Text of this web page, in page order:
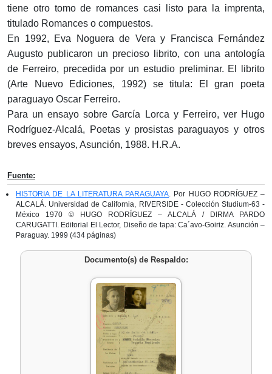
tiene otro tomo de romances casi listo para la imprenta,
titulado Romances o compuestos.
En 1992, Eva Noguera de Vera y Francisca Fernández
Augusto publicaron un precioso librito, con una antología
de Ferreiro, precedida por un estudio preliminar. El librito
(Arte Nuevo Ediciones, 1992) se titula: El gran poeta
paraguayo Oscar Ferreiro.
Para un ensayo sobre García Lorca y Ferreiro, ver Hugo
Rodríguez-Alcalá, Poetas y prosistas paraguayos y otros
breves ensayos, Asunción, 1988. H.R.A.
Fuente:
HISTORIA DE LA LITERATURA PARAGUAYA. Por HUGO RODRÍGUEZ –
ALCALÁ. Universidad de California, RIVERSIDE - Colección Studium-63 -
México 1970 © HUGO RODRÍGUEZ – ALCALÁ / DIRMA PARDO
CARUGATTI. Editorial El Lector, Diseño de tapa: Ca´avo-Goiriz. Asunción –
Paraguay. 1999 (434 páginas)
Documento(s) de Respaldo: